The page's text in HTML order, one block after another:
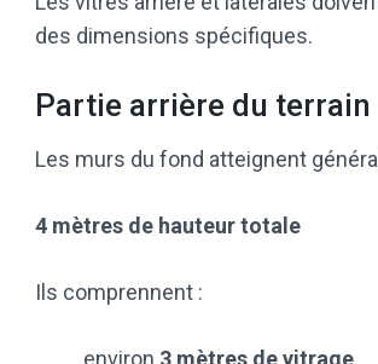
des dimensions spécifiques.
Partie arrière du terrain
Les murs du fond atteignent
4 mètres de hauteur totale
Ils comprennent :
environ 3 mètres de vitrage